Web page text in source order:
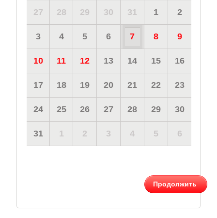
27 28 29 30 31 1 2
3 4 5 6 7 8 9
10 11 12 13 14 15 16
17 18 19 20 21 22 23
24 25 26 27 28 29 30
31 1 2 3 4 5 6
Продолжить